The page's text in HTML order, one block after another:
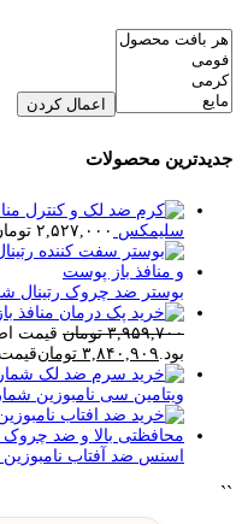
اعمال کردن
جدیدترین محصولات
سلیمکس ۲,۵۲۷,۰۰۰
بوستر ضد چروک رتینال
۳,۹۵۹,۷۰۰ تومان
بود. ۳,۸۴۰,۹۰۹ تومانقیمت فعلی:
ویتامین سی نامبوزین
اسنس ضد آفتاب نامبوزین
``